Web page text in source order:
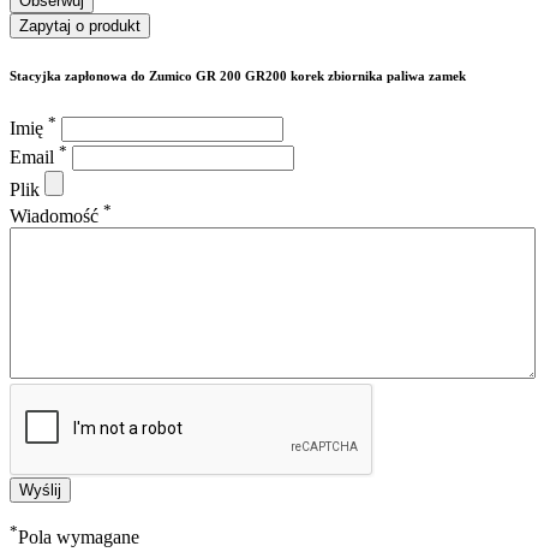
Zapytaj o produkt
Stacyjka zapłonowa do Zumico GR 200 GR200 korek zbiornika paliwa zamek
Imię *
Email *
Plik
Wiadomość *
*Pola wymagane